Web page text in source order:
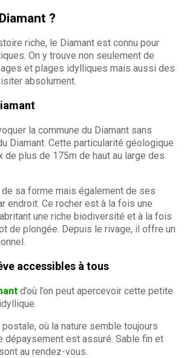
?
riche, le Diamant est connu pour
On y trouve non seulement de
et plages idylliques mais aussi des
absolument.
la commune du Diamant sans
Diamant. Cette particularité géologique
de plus de 175m de haut au large des
sa forme mais également de ses
endroit. Ce rocher est à la fois une
une riche biodiversité et à la fois
de plongée. Depuis le rivage, il offre un
accessibles à tous
d’où l’on peut apercevoir cette petite
où la nature semble toujours
dépaysement est assuré. Sable fin et
au rendez-vous.